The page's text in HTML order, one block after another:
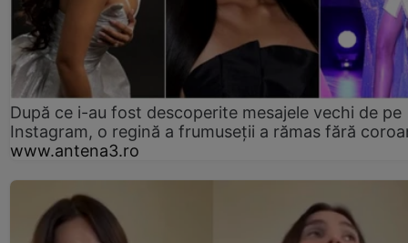
După ce i-au fost descoperite mesajele vechi de pe
Instagram, o regină a frumuseții a rămas fără
www.antena3.ro